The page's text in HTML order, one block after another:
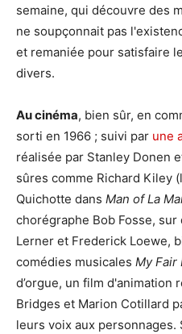
semaine, qui découvre des
ne soupçonnait pas
et remaniée pour satisfaire
divers.
Au cinéma, bien sûr, en
sorti en 1966 ; suivi par une
réalisée par Stanley Donen
sûres comme Richard Kiley
Quichotte dans Man of La
chorégraphe Bob Fosse, sur
Lerner et Frederick Loewe,
comédies musicales My Fair
d’orgue, un film d'animation
Bridges et Marion Cotillard
leurs voix aux